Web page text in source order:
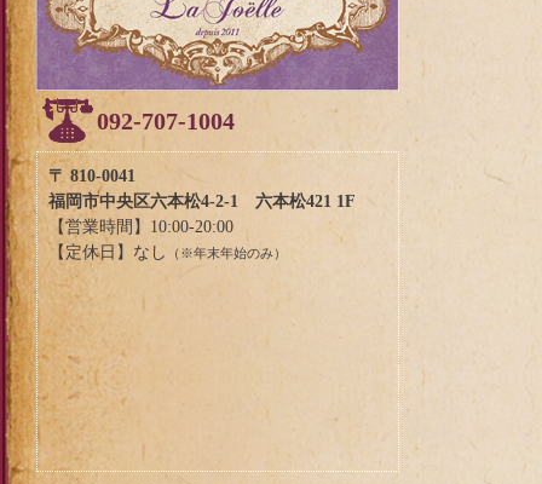
092-707-1004
〒 810-0041
福岡市中央区六本松4-2-1 六本松421 1F
【営業時間】10:00-20:00
【定休日】なし
（※年末年始のみ）